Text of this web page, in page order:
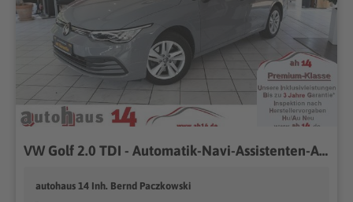
VW Golf 2.0 TDI - Automatik-Navi-Assistenten-AHK
autohaus 14 Inh. Bernd Paczkowski